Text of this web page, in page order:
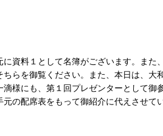
資料１として名簿がございます。また、
らを御覧ください。また、本日は、大
様にも、第１回プレゼンターとして御
の配席表をもって御紹介に代えさせて